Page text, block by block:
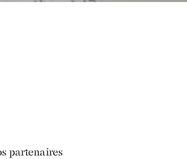
partenaires